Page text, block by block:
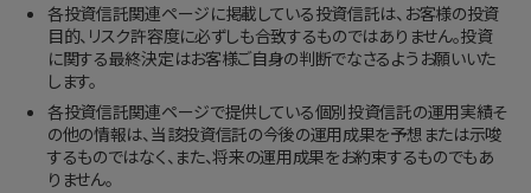
各投資信託関連ページに掲載している投資信託は、お客様の投資
目的、リスク許容度に必ずしも合致するものではありません。投資
に関する最終決定はお客様ご自身の判断でなさるようお願いいた
します。
各投資信託関連ページで提供している個別投資信託の運用実績そ
の他の情報は、当該投資信託の今後の運用成果を予想または示唆
するものではなく、また、将来の運用成果をお約束するものでもあ
りません。